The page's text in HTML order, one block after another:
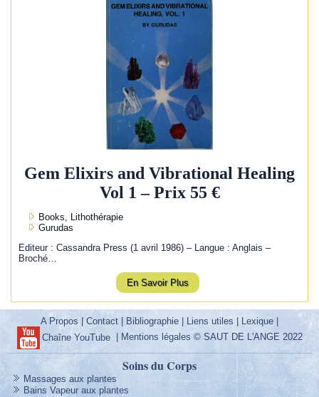
Gem Elixirs and Vibrational Healing
Vol 1 – Prix 55 €
Books, Lithothérapie
Gurudas
Editeur : Cassandra Press (1 avril 1986) – Langue : Anglais –
Broché…
En Savoir Plus
A Propos |Contact | Bibliographie | Liens utiles| Lexique |
Chaîne YouTube| Mentions légales © SAUT DE L'ANGE 2022
Soins du Corps
Massages aux plantes
Bains Vapeur aux plantes